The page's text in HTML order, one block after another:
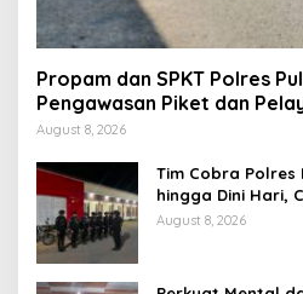
Propam dan SPKT Polres
Pengawasan Piket dan
Selama 1×24 Jam
August 8, 2026
Tim Cobra
hingga Dini Hari,
Gangguan
August 8, 2026